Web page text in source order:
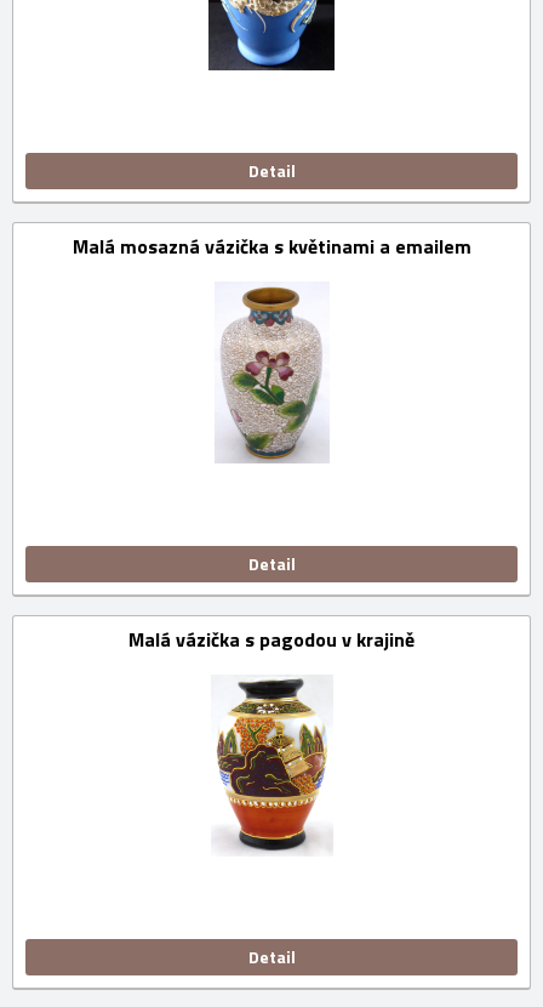
Detail
Malá mosazná vázička s květinami a emailem
Detail
Malá vázička s pagodou v krajině
Detail